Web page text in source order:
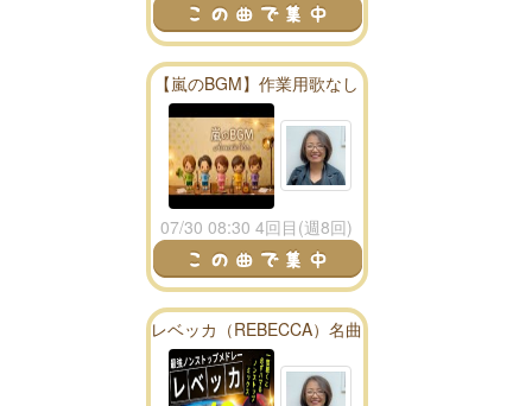
【嵐のBGM】作業用歌なし
アコースティック６０分！
07/30 08:30 4回目(週8回)
レベッカ（REBECCA）名曲
ノンストップメドレー18
選！DMCリメイク版Vol.11